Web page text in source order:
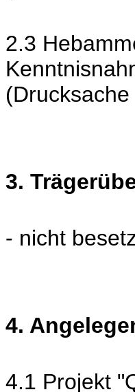
2.3
(Drucksache
3.
- nicht
4.
4.1 Projekt